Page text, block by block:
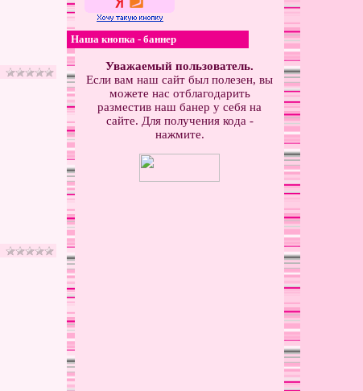
Наша кнопка - баннер
Уважаемый пользователь.
Если вам наш сайт был полезен, вы
можете нас отблагодарить
разместив наш банер у себя на
сайте. Для получения кода -
нажмите.